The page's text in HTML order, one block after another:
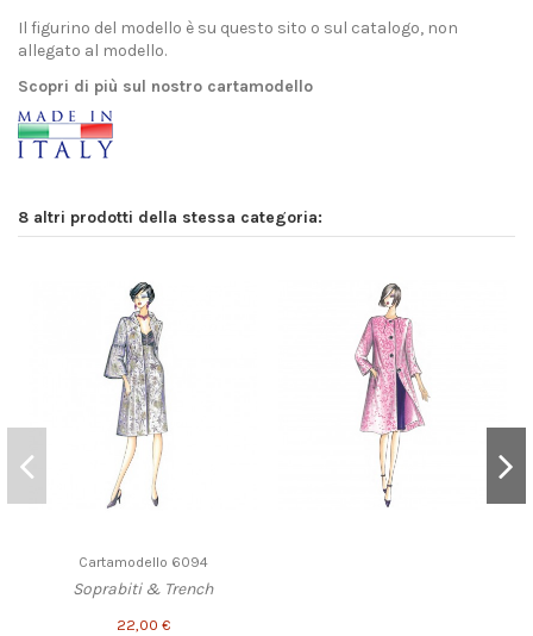
Il figurino del modello è su questo sito o sul catalogo, non
allegato al modello.
Scopri di più sul nostro cartamodello
8 altri prodotti della stessa categoria:
Cartamodello 6094
Soprabiti & Trench
22,00 €